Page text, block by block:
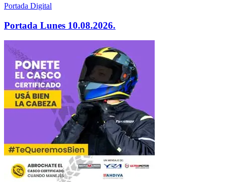
Portada Digital
Portada Lunes 10.08.2026.